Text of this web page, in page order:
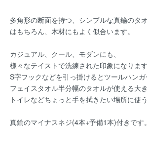
多角形の断面を持つ、シンプルな真鍮のタ
はもちろん、木材にもよく似合います。
カジュアル、クール、モダンにも、
様々なテイストで洗練された印象になります
S字フックなどを引っ掛けるとツールハンガ
フェイスタオル半分幅のタオルが使える大き
トイレなどちょっと手を拭きたい場所に使
真鍮のマイナスネジ(4本+予備1本)付きです。